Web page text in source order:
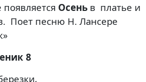
Осень в платье и
Поет песню Н. Лансере
8